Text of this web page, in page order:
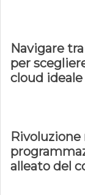
Navigare
per
cloud ideale
Rivoluzione
alleato del